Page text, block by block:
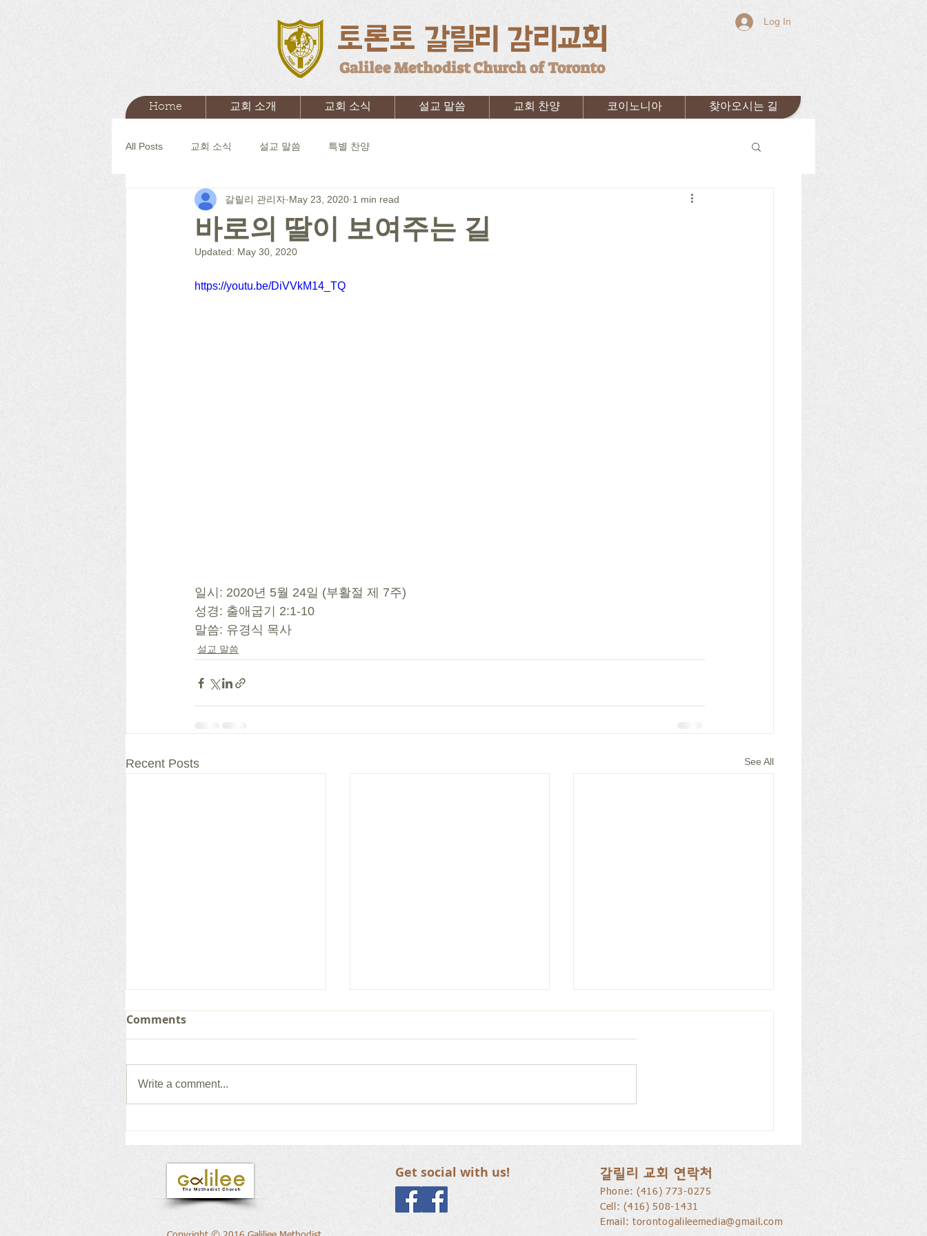
토론토 갈릴리 감리교회
Galilee Methodist Church of Toronto
Log In
Home 교회 소개 교회 소식 설교 말씀 교회 찬양 코이노니아 찾아오시는 길
All Posts 교회 소식 설교 말씀 특별 찬양
바로의 딸이 보여주는 길
갈릴리 관리자 May 23, 2020 1 min read
Updated: May 30, 2020
https://youtu.be/DiVVkM14_TQ
일시: 2020년 5월 24일 (부활절 제 7주)
성경: 출애굽기 2:1-10
말씀: 유경식 목사
설교 말씀
Recent Posts See All
새로운 권위의 삶으로
새로운 가치를 세워가는 신앙
공동체
Comments
Write a comment...
Get social with us! 갈릴리 교회 연락처
Phone: ​(416) 773-0275
Cell: (416) 508-1431
Email: torontogalileemedia@gmail.com